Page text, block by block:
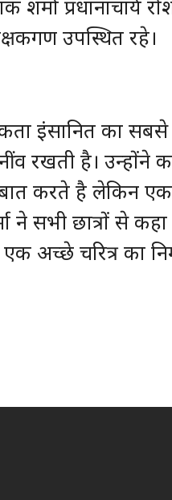
प्रधानाचार्य
उपस्थित रहे।
इंसानित का सबसे
रखती है। उन्होंने
करते है लेकिन
ने सभी छात्रों से
अच्छे चरित्र का